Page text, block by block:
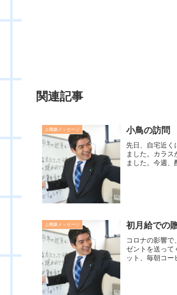
関連記事
上機嫌メッセージ 小鳥の訪問
先日、自宅近く
ました。カラ
ました。今週、
上機嫌メッセージ 初月給での
コロナの影響
ゼントを送って
ット、毎朝コー